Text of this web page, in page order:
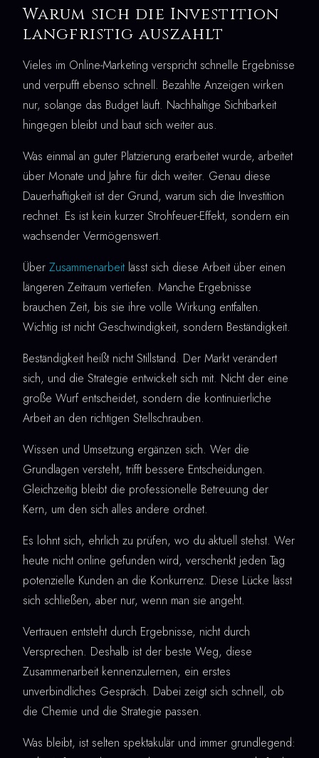
Warum sich die Investition
langfristig auszahlt
Vieles im Online-Marketing verspricht schnelle Ergebnisse
und verpufft ebenso schnell. Bezahlte Anzeigen wirken
nur, solange das Budget läuft. Nachhaltige Sichtbarkeit
hingegen bleibt und baut sich weiter aus.
Was einmal an guter Platzierung erarbeitet wurde, arbeitet
über Monate und Jahre für dich weiter. Genau diese
Dauerhaftigkeit ist der Grund, warum sich die Investition
rechnet. Es ist kein kurzer Strohfeuer-Effekt, sondern ein
wachsender Vermögenswert.
Über Zusammenarbeit lässt sich diese Arbeit über einen
längeren Zeitraum vertiefen. Manche Ergebnisse
brauchen Zeit, bis sie ihre volle Wirkung entfalten.
Wichtig ist nicht Geschwindigkeit, sondern Beständigkeit.
Beständigkeit heißt nicht Stillstand. Der Markt verändert
sich, und die Strategie entwickelt sich mit. Nicht der eine
große Wurf entscheidet, sondern die kontinuierliche
Arbeit an den richtigen Stellschrauben.
Wissen und Umsetzung ergänzen sich. Wer die
Grundlagen versteht, trifft bessere Entscheidungen.
Gleichzeitig bleibt die professionelle Betreuung der
Kern, um den sich alles andere ordnet.
Es lohnt sich, ehrlich zu prüfen, wo du aktuell stehst. Wer
heute nicht online gefunden wird, verschenkt jeden Tag
potenzielle Kunden an die Konkurrenz. Diese Lücke lässt
sich schließen, aber nur, wenn man sie angeht.
Vertrauen entsteht durch Ergebnisse, nicht durch
Versprechen. Deshalb ist der beste Weg, diese
Zusammenarbeit kennenzulernen, ein erstes
unverbindliches Gespräch. Dabei zeigt sich schnell, ob
die Chemie und die Strategie passen.
Was bleibt, ist selten spektakulär und immer grundlegend: